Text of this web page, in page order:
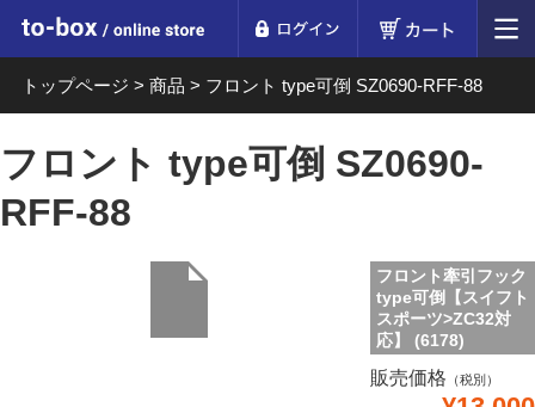
to-box online store
トップページ > 商品 > フロント type可倒 SZ0690-RFF-88
フロント type可倒 SZ0690-
RFF-88
フロント牽引フック
type可倒【スイフト
スポーツ>ZC32対
応】 (6178)
販売価格 （税別）